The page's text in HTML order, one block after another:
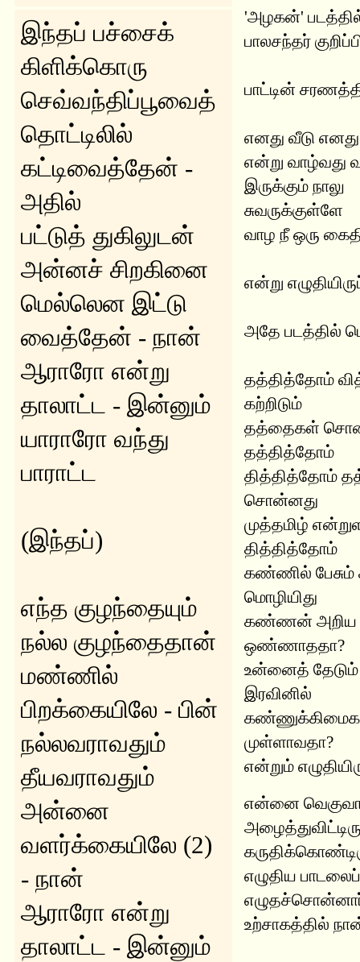
இந்தப் பச்சைக்
கிளிக்கொரு
செவ்வந்திப்பூவைத்
தொட்டிலில்
கட்டிவைத்தேன் -
அதில்
பட்டுத் துகிலுடன்
அன்னச் சிறகினை
மெல்லென இட்டு
வைத்தேன் - நான்
ஆராரோ என்று
தாலாட்ட - இன்னும்
யாராரோ வந்து
பாராட்ட
(இந்தப்)
எந்த குழந்தையும்
நல்ல குழந்தைதான்
மண்ணில்
பிறக்கையிலே - பின்
நல்லவராவதும்
தீயவராவதும்
அன்னை
வளர்க்கையிலே (2)
- நான்
ஆராரோ என்று
தாலாட்ட - இன்னும்
'அழகன்' படத்தில்
பாலசந்தர்
பாட்டின்
எனது வீடு
என்று வாழ்வது
இருக்கும் நாலு
சுவருக்குள்ளே
வாழ நீ ஒரு
என்று
அதே படத்தில்
தத்தித்தோம்
கற்றிடும்
தத்தைகள்
தத்தித்தோம்
தித்தித்தோம்
சொன்னது
முத்தமிழ்
தித்தித்தோம்
கண்ணில் பேசும்
மொழியிது
கண்ணன் அறிய
ஒண்ணாததா?
உன்னைத் தேடும்
இரவினில்
முள்ளாவதா?
என்றும்
என்னை
எழுதிய
உற்சாகத்தில்